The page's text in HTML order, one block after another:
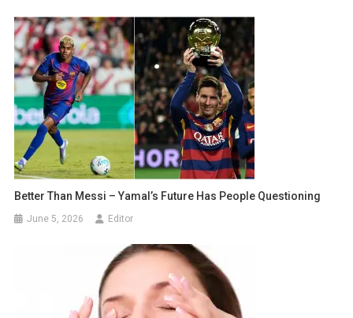
Better Than Messi – Yamal’s Future Has People Questioning
June 5, 2026 Editor